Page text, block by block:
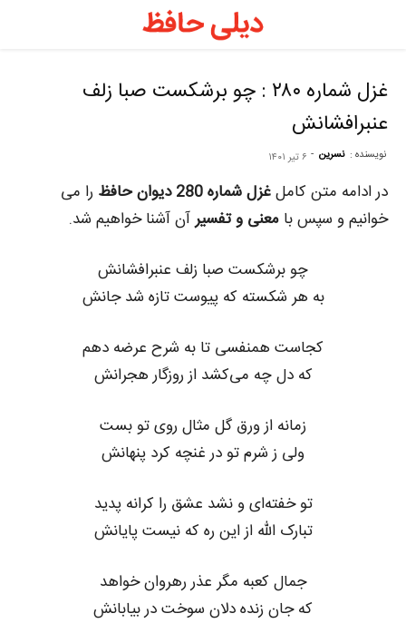
غزل شماره ۲۸۰ : چو برشکست صبا زلف
عنبرافشانش
نویسنده : نسرین - ۶ تیر ۱۴۰۱
در ادامه متن کاملغزل شماره 280 دیوان حافظ
را می
خوانیم و سپس با معنی و تفسیرآن آشنا خواهیم شد.
چو برشکست صبا زلف عنبرافشانش
به هر شکسته که پیوست تازه شد جانش
کجاست همنفسی تا به شرح عرضه دهم
که دل چه می‌کشد از روزگار هجرانش
زمانه از ورق گل مثال روی تو بست
ولی ز شرم تو در غنچه کرد پنهانش
تو خفته‌ای و نشد عشق را کرانه پدید
تبارک الله از این ره که نیست پایانش
جمال کعبه مگر عذر رهروان خواهد
که جان زنده دلان سوخت در بیابانش